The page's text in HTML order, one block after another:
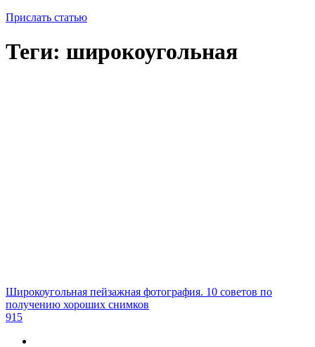
Прислать статью
Теги: широкоугольная
Широкоугольная пейзажная фотография. 10 советов по
получению хороших снимков
915